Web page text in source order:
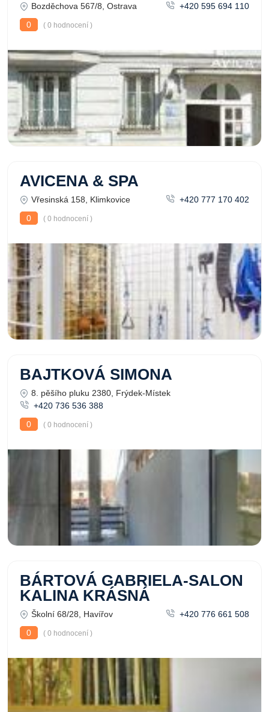
Bozděchova 567/8, Ostrava
+420 595 694 110
0
( 0 hodnocení )
AVICENA & SPA
Vřesinská 158, Klimkovice
+420 777 170 402
0
( 0 hodnocení )
BAJTKOVÁ SIMONA
8. pěšího pluku 2380, Frýdek-Místek
+420 736 536 388
0
( 0 hodnocení )
BÁRTOVÁ GABRIELA-SALON
KALINA KRÁSNÁ
Školní 68/28, Havířov
+420 776 661 508
0
( 0 hodnocení )